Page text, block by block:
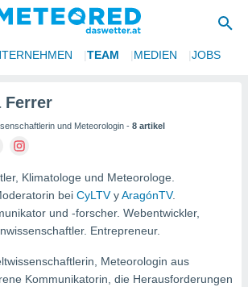
TEAM MEDIEN JOBS
Ferrer
und Meteorologin - 8 artikel
Klimatologe und Meteorologe.
bei CyLTVyAragónTV.
und -forscher. Webentwickler,
Entrepreneur.
Meteorologin aus
Kommunikatorin, die Herausforderungen